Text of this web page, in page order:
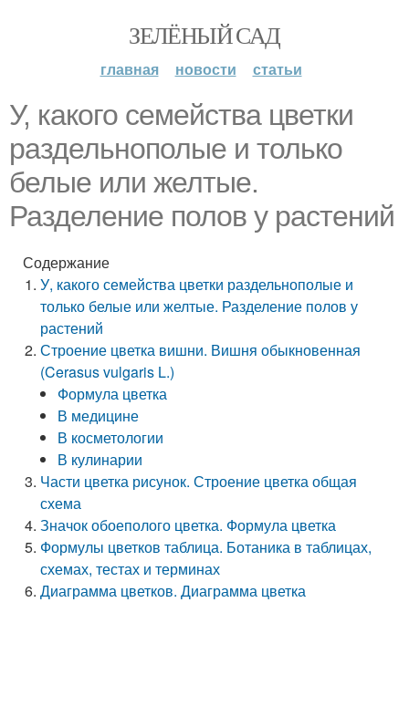
ЗЕЛЁНЫЙ САД
главная новости статьи
У, какого семейства цветки
раздельнополые и только
белые или желтые.
Разделение полов у растений
Содержание
У, какого семейства цветки раздельнополые и
только белые или желтые. Разделение полов у
растений
Строение цветка вишни. Вишня обыкновенная
(Cerasus vulgaris L.)
Формула цветка
В медицине
В косметологии
В кулинарии
Части цветка рисунок. Строение цветка общая
схема
Значок обоеполого цветка. Формула цветка
Формулы цветков таблица. Ботаника в таблицах,
схемах, тестах и терминах
Диаграмма цветков. Диаграмма цветка